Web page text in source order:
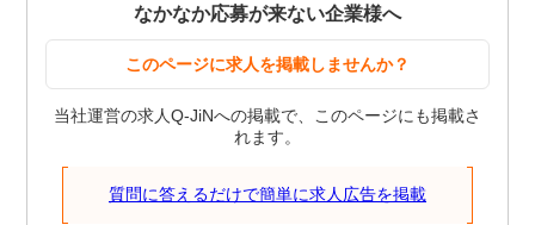
なかなか応募が来ない企業様へ
このページに求人を掲載しませんか？
当社運営の求人Q-JiNへの掲載で、このページにも掲載さ
れます。
質問に答えるだけで簡単に求人広告を掲載